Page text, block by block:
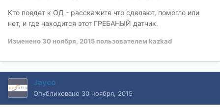
Кто поедет к ОД - расскажите что сделают, помогло или
нет, и где находится этот ГРЕБАНЫЙ датчик.
Изменено 30 ноября, 2015 пользователем kazkad
Jayco
Опубликовано 30 ноября, 2015